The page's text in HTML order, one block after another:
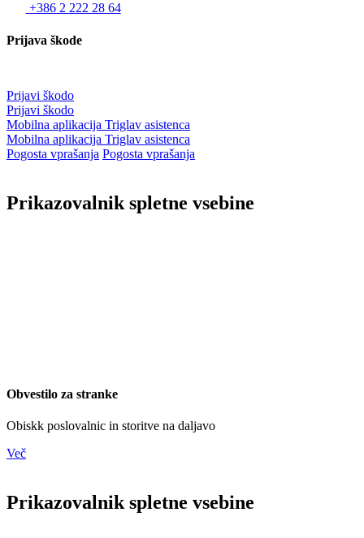
+386 2 222 28 64
Prijava škode
Prijavi škodo
Prijavi škodo
Mobilna aplikacija Triglav asistenca
Mobilna aplikacija Triglav asistenca
Pogosta vprašanja Pogosta vprašanja
Prikazovalnik spletne vsebine
Obvestilo za stranke
Obiskk poslovalnic in storitve na daljavo
Več
Prikazovalnik spletne vsebine